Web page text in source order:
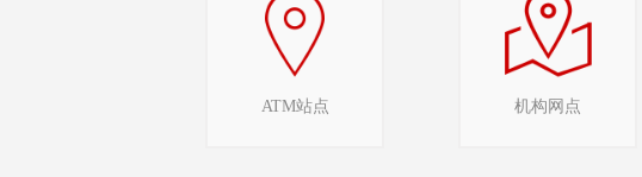
ATM站点 机构网点